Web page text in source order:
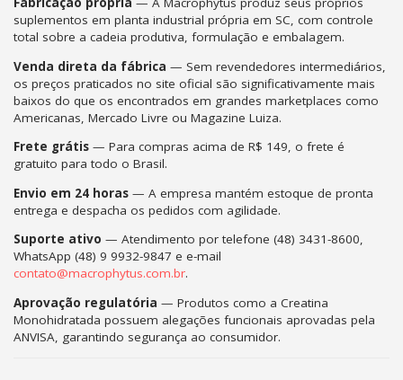
suplementos em planta industrial própria em SC, com controle
total sobre a cadeia produtiva, formulação e embalagem.
Venda direta da fábrica — Sem revendedores intermediários,
os preços praticados no site oficial são significativamente mais
baixos do que os encontrados em grandes marketplaces como
Americanas, Mercado Livre ou Magazine Luiza.
Frete grátis — Para compras acima de R$ 149, o frete é
gratuito para todo o Brasil.
Envio em 24 horas — A empresa mantém estoque de pronta
entrega e despacha os pedidos com agilidade.
Suporte ativo — Atendimento por telefone (48) 3431-8600,
WhatsApp (48) 9 9932-9847 e e-mail
contato@macrophytus.com.br.
Aprovação regulatória — Produtos como a Creatina
Monohidratada possuem alegações funcionais aprovadas pela
ANVISA, garantindo segurança ao consumidor.